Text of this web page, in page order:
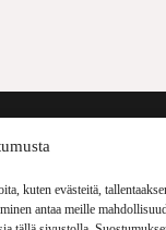
kuten evästeitä,
antaa meille
Voima on
kulttuurilehti.
aiheita niin
ilmestynyt